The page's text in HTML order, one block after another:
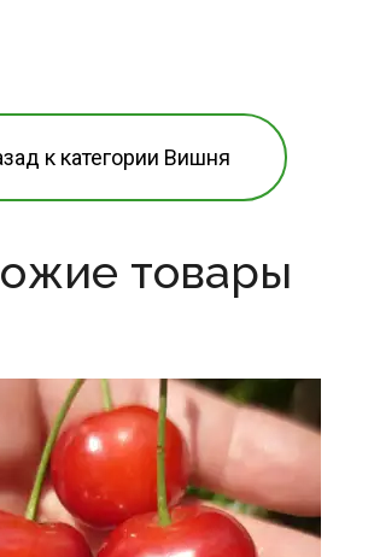
к категории Вишня
товары